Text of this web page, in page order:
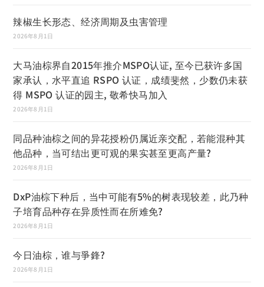
辣椒生长形态、经济周期及虫害管理
2026年8月1日
大马油棕界自2015年推介MSPO认证, 至今已获许多国
家承认，水平直追 RSPO 认证，成绩斐然，少数仍未获
得 MSPO 认证的园主, 敬希快马加入
2026年8月1日
同品种油棕之间的异花授粉仍属近亲交配，若能混种其
他品种，当可结出更可观的果实甚至更高产量?
2026年8月1日
DxP油棕下种后，当中可能有5%的树表现较差，此乃种
子培育品种存在异质性而在所难免?
2026年8月1日
今日油棕，谁与爭鋒?
2026年8月1日